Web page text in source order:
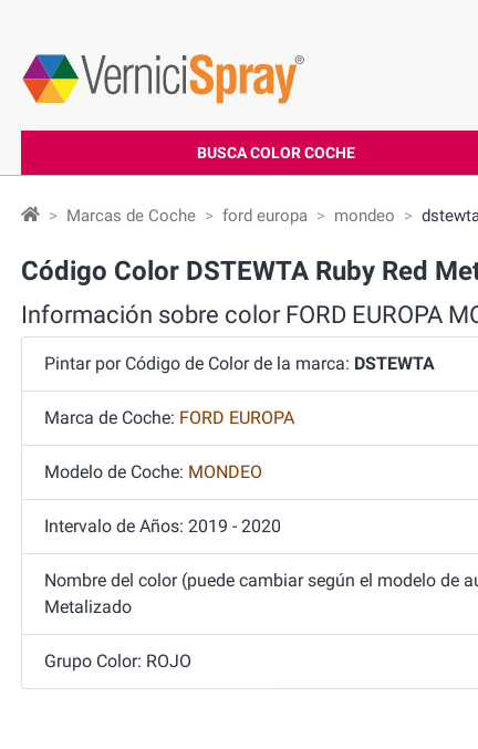
BUSCA COLOR COCHE
Marcas de Coche ford europa mondeo
Código Color DSTEWTA Ruby Red
Información sobre color FORD EUROPA
Pintar por Código de Color de la marca: DSTEWTA
Marca de Coche: FORD EUROPA
Modelo de Coche: MONDEO
Intervalo de Años: 2019 - 2020
Nombre del color (puede cambiar según el modelo de
Metalizado
Grupo Color: ROJO